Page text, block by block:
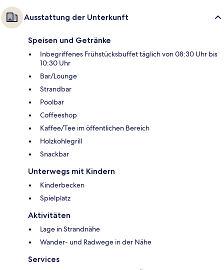
Ausstattung der Unterkunft
Speisen und Getränke
Inbegriffenes Frühstücksbuffet täglich von 08:30 Uhr bis
10:30 Uhr
Bar/Lounge
Strandbar
Poolbar
Coffeeshop
Kaffee/Tee im öffentlichen Bereich
Holzkohlegrill
Snackbar
Unterwegs mit Kindern
Kinderbecken
Spielplatz
Aktivitäten
Lage in Strandnähe
Wander- und Radwege in der Nähe
Services